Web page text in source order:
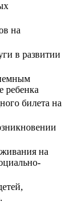
на
в развитии
ребенка
билета на
на